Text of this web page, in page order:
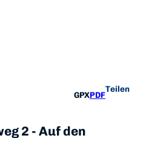
GPXPDF
Teilen
2 - Auf den